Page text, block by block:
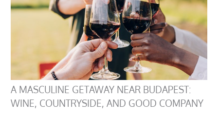
A MASCULINE GETAWAY NEAR BUDAPEST:
WINE, COUNTRYSIDE, AND GOOD COMPANY